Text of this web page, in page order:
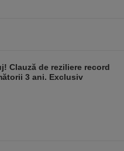
Clauză de reziliere record
3 ani. Exclusiv